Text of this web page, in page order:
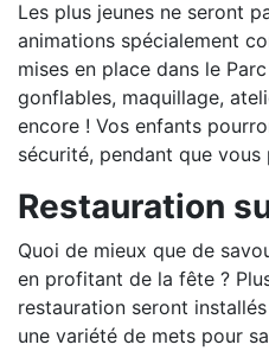
Les plus jeunes ne seront
animations spécialement
mises en place dans le
gonflables, maquillage,
encore ! Vos enfants
sécurité, pendant que
Restauration
Quoi de mieux que de
en profitant de la fête ?
restauration seront
une variété de mets pour